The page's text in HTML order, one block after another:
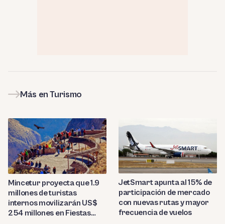
Más en Turismo
Mincetur proyecta que 1.9
millones de turistas
internos movilizarán US$
254 millones en Fiestas
JetSmart apunta al 15% de
participación de mercado
con nuevas rutas y mayor
frecuencia de vuelos